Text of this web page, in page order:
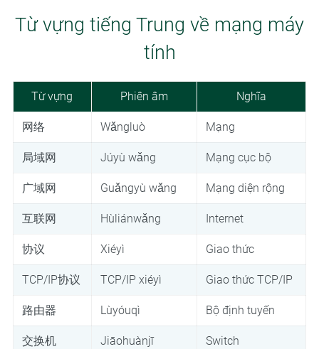
Từ vựng tiếng Trung về mạng máy
tính
Từ vựng Phiên âm Nghĩa
网络 Wǎngluò Mạng
局域网 Júyù wǎng Mạng cục bộ
广域网 Guǎngyù wǎng Mạng diện rộng
互联网 Hùliánwǎng Internet
协议 Xiéyì Giao thức
TCP/IP协议 TCP/IP xiéyì Giao thức TCP/IP
路由器 Lùyóuqì Bộ định tuyến
交换机 Jiāohuànjī Switch